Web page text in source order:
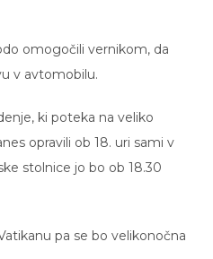
omogočili vernikom, da
v avtomobilu.
ki poteka na veliko
opravili ob 18. uri sami v
stolnice jo bo ob 18.30
pa se bo velikonočna